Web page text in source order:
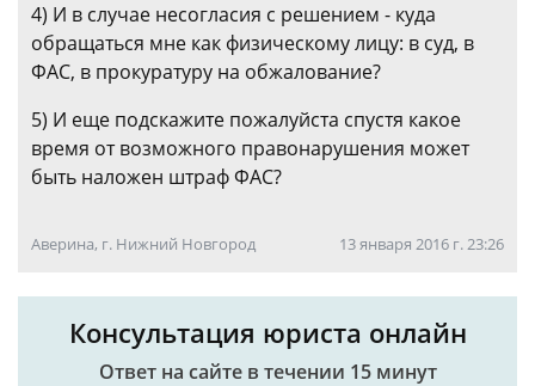
4) И в случае несогласия с решением - куда
обращаться мне как физическому лицу: в суд, в
ФАС, в прокуратуру на обжалование?
5) И еще подскажите пожалуйста спустя какое
время от возможного правонарушения может
быть наложен штраф ФАС?
Аверина, г. Нижний Новгород 13 января 2016 г. 23:26
Консультация юриста онлайн
Ответ на сайте в течении 15 минут